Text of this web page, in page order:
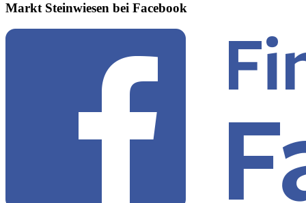
Markt Steinwiesen bei Facebook